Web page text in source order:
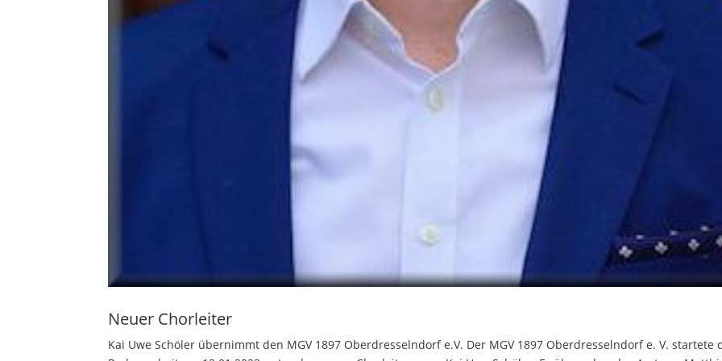
Neuer Chorleiter
Kai Uwe Schöler übernimmt den MGV 1897 Oberdresselndorf e.V. Der MGV 1897 Oberdresselndorf e. V. startete